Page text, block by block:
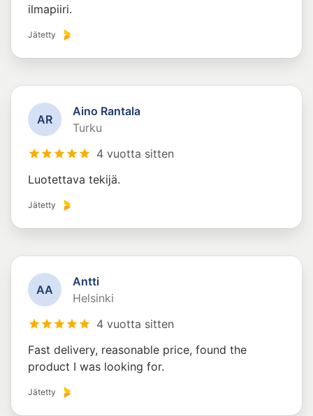
ilmapiiri.
Jätetty
AR
Aino Rantala
Turku
4 vuotta sitten
Luotettava tekijä.
Jätetty
AA
Antti
Helsinki
4 vuotta sitten
Fast delivery, reasonable price, found the
product I was looking for.
Jätetty